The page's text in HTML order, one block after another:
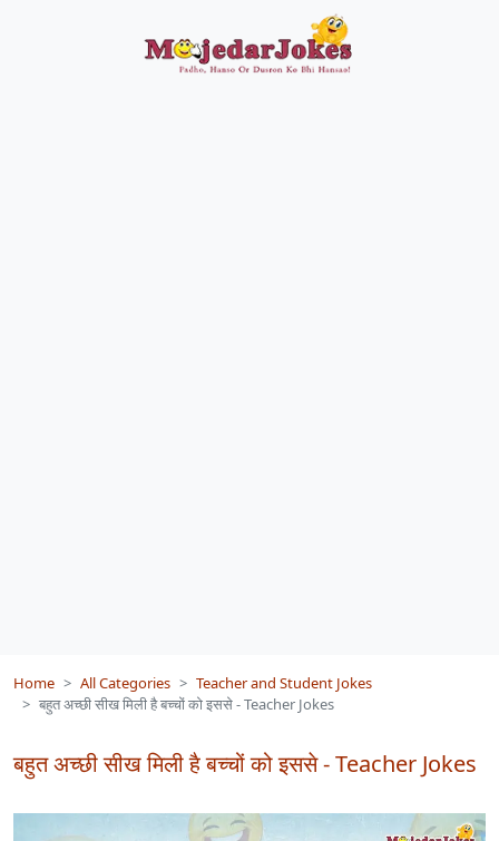
Home All Categories
Teacher and Student Jokes
बहुत अच्छी सीख मिली है बच्चों को इससे - Teacher Jokes
बहुत अच्छी सीख मिली है बच्चों को इससे - Teacher Jokes